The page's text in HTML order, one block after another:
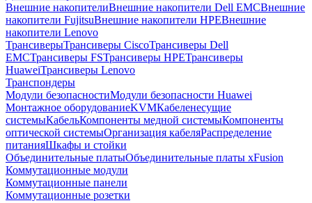
Внешние накопителиВнешние накопители Dell EMCВнешние
накопители FujitsuВнешние накопители HPEВнешние
накопители Lenovo
ТрансиверыТрансиверы CiscoТрансиверы Dell
EMCТрансиверы FSТрансиверы HPEТрансиверы
HuaweiТрансиверы Lenovo
Транспондеры
Модули безопасностиМодули безопасности Huawei
Монтажное оборудованиеKVMКабеленесущие
системыКабельКомпоненты медной системыКомпоненты
оптической системыОрганизация кабеляРаспределение
питанияШкафы и стойки
Объединительные платыОбъединительные платы xFusion
Коммутационные модули
Коммутационные панели
Коммутационные розетки